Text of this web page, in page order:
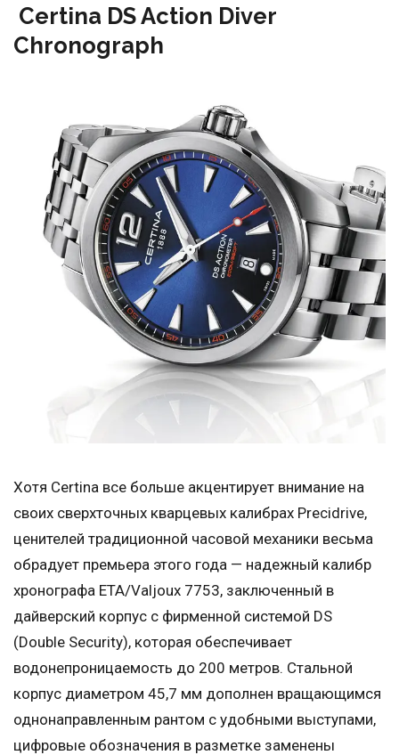
Certina DS Action Diver
Chronograph
Хотя Certina все больше акцентирует внимание на
своих сверхточных кварцевых калибрах Precidrive,
ценителей традиционной часовой механики весьма
обрадует премьера этого года — надежный калибр
хронографа ETA/Valjoux 7753, заключенный в
дайверский корпус с фирменной системой DS
(Double Security), которая обеспечивает
водонепроницаемость до 200 метров. Стальной
корпус диаметром 45,7 мм дополнен вращающимся
однонаправленным рантом с удобными выступами,
цифровые обозначения в разметке заменены